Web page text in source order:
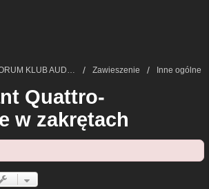
FORUM KLUB AUDI A8 - FORUM TECHNICZNE Zawieszenie Inne ogólne
Quattro-
w zakrętach